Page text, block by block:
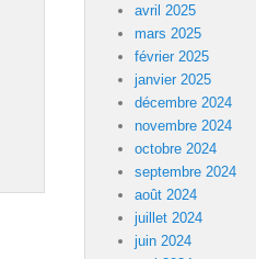
avril 2025
mars 2025
février 2025
janvier 2025
décembre 2024
novembre 2024
octobre 2024
septembre 2024
août 2024
juillet 2024
juin 2024